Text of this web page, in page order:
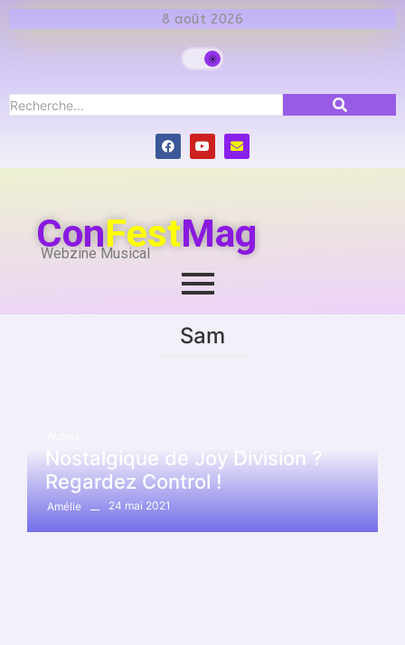
8 août 2026
ConFestMag
Webzine Musical
Sam
Nostalgique de Joy Division ?
Regardez Control !
Amélie 24 mai 2021